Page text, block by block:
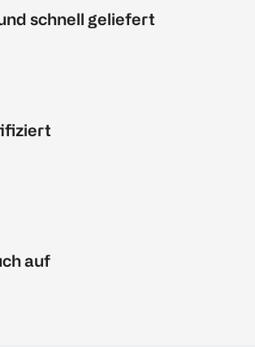
schnell geliefert
auf